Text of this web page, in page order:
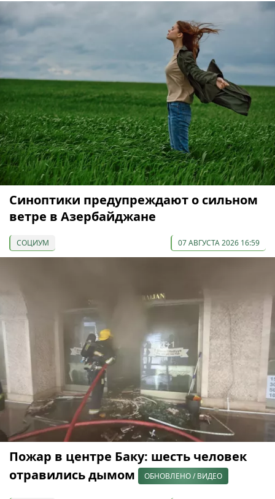
Синоптики предупреждают о сильном
ветре в Азербайджане
СОЦИУМ 07 АВГУСТА 2026 16:59
Пожар в центре Баку: шесть человек
отравились дымом
ОБНОВЛЕНО / ВИДЕО